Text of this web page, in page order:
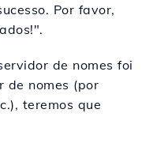
Por favor,
de nomes foi
de nomes (por
teremos que